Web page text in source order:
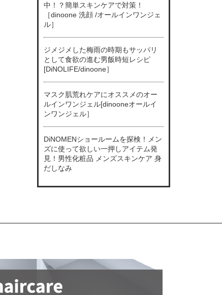
中！？簡単スキンケアで対策！
［dinoone 洗顔 /オールインワンジェ
ル］
ジメジメした梅雨の時期もサッパリ
として食欲の進む男飯時短レシピ
[DiNOLIFE/dinoone］
マスク肌荒れケアにオススメのオー
ルインワンジェル[dinooneオールイ
ンワンジェル］
DiNOMENショールームを探検！メン
ズに使って欲しい一押しアイテム発
見！男性化粧品 メンズスキンケア 身
だしなみ